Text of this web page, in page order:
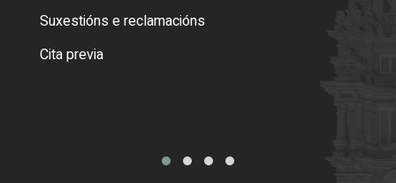
Suxestións e reclamacións
Cita previa